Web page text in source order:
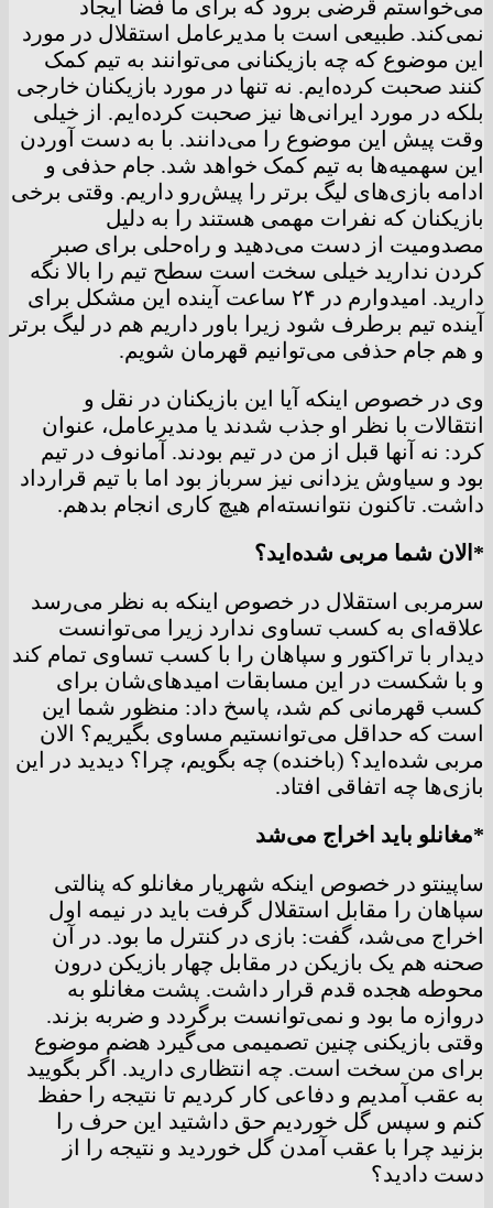
می‌خواستم قرضی برود که برای ما فضا ایجاد
نمی‌کند. طبیعی است با مدیرعامل استقلال در مورد
این موضوع که چه بازیکنانی می‌توانند به تیم کمک
کنند صحبت کرده‌ایم. نه تنها در مورد بازیکنان خارجی
بلکه در مورد ایرانی‌ها نیز صحبت کرده‌ایم. از خیلی
وقت پیش این موضوع را می‌دانند. با به دست آوردن
این سهمیه‌ها به تیم کمک خواهد شد. جام حذفی و
ادامه بازی‌های لیگ برتر را پیش‌رو داریم. وقتی برخی
بازیکنان که نفرات مهمی هستند را به دلیل
مصدومیت از دست می‌دهید و راه‌حلی برای صبر
کردن ندارید خیلی سخت است سطح تیم را بالا نگه
دارید. امیدوارم در ۲۴ ساعت آینده این مشکل برای
آینده تیم برطرف شود زیرا باور داریم هم در لیگ برتر
و هم جام حذفی می‌توانیم قهرمان شویم.
وی در خصوص اینکه آیا این بازیکنان در نقل و
انتقالات با نظر او جذب شدند یا مدیرعامل، عنوان
کرد:‌ نه آنها قبل از من در تیم بودند. آمانوف در تیم
بود و سیاوش یزدانی نیز سرباز بود اما با تیم قرارداد
داشت. تاکنون نتوانسته‌ام هیچ کاری انجام بدهم.
*الان شما مربی شده‌اید؟
سرمربی استقلال در خصوص اینکه به نظر می‌رسد
علاقه‌ای به کسب تساوی ندارد زیرا می‌توانست
دیدار با تراکتور و سپاهان را با کسب تساوی تمام کند
و با شکست در این مسابقات امیدهای‌شان برای
کسب قهرمانی کم شد، پاسخ داد: منظور شما این
است که حداقل می‌توانستیم مساوی بگیریم؟ الان
مربی شده‌اید؟ (باخنده) چه بگویم، چرا؟ دیدید در این
بازی‌ها چه اتفاقی افتاد.
*مغانلو باید اخراج می‌شد
ساپینتو در خصوص اینکه شهریار مغانلو که پنالتی
سپاهان را مقابل استقلال گرفت باید در نیمه اول
اخراج می‌شد، گفت: بازی در کنترل ما بود. در آن
صحنه هم یک بازیکن در مقابل چهار بازیکن درون
محوطه هجده قدم قرار داشت. پشت مغانلو به
دروازه ما بود و نمی‌توانست برگردد و ضربه بزند.
وقتی بازیکنی چنین تصمیمی می‌گیرد هضم موضوع
برای من سخت است. چه انتظاری دارید. اگر بگویید
به عقب آمدیم و دفاعی کار کردیم تا نتیجه را حفظ
کنم و سپس گل خوردیم حق داشتید این حرف را
بزنید چرا با عقب آمدن گل خوردید و نتیجه را از
دست دادید؟